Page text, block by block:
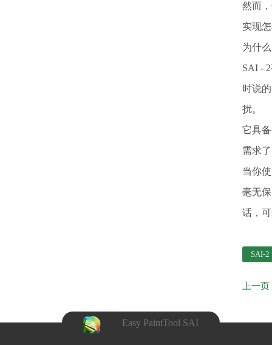
然而
实现
为什
SAI -
时说
扰。
它具
需求
当你
毫无
话，
SAI-2
Easy PaintTool SAI